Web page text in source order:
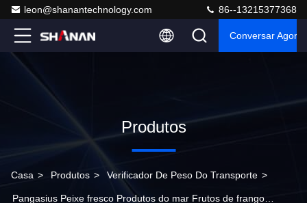
leon@shanantechnology.com 86--13215377368
Conversar Agora
Produtos
Casa > Produtos > Verificador De Peso Do Transporte >
Pangasius Peixe fresco Produtos do mar Frutos de frango